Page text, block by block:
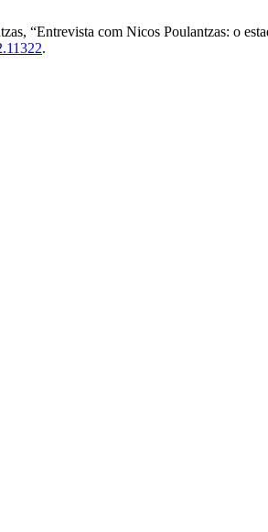
“Entrevista com Nicos Poulantzas: o
.